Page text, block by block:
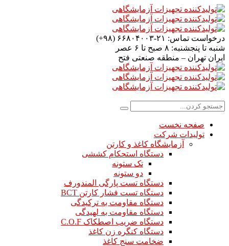
درخواست تماس: ۲۱-۶۶۸۰۴۰۰۳ (۹۸+)
شنبه تا پنجشنبه: ۸ صبح تا ۶ عصر
ایران تهران – منطقه صنعتی فتح
صفحه نخست
تولیدات شرکت
آزمایشگاه کاغذ و کارتن
دستگاه استحکام کششی
تک ستونه
دو ستونه
دستگاه تست پارگی المندورف
دستگاه تست فشار کارتن BCT
دستگاه مقاومت به ترکیدگی
دستگاه مقاومت به لهیدگی
دستگاه ضریب اصطکاک C.O.F
دستگاه کنگره زن کاغذ
ضخامت سنج کاغذ